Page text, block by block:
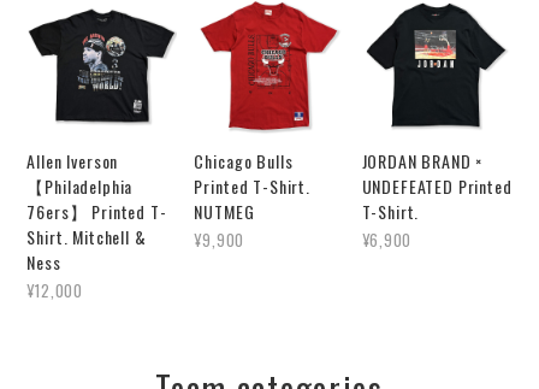
Allen Iverson
【Philadelphia
76ers】 Printed T-
Shirt. Mitchell &
Ness
¥12,000
Chicago Bulls
Printed T-Shirt.
NUTMEG
¥9,900
JORDAN BRAND ×
UNDEFEATED Printed
T-Shirt.
¥6,900